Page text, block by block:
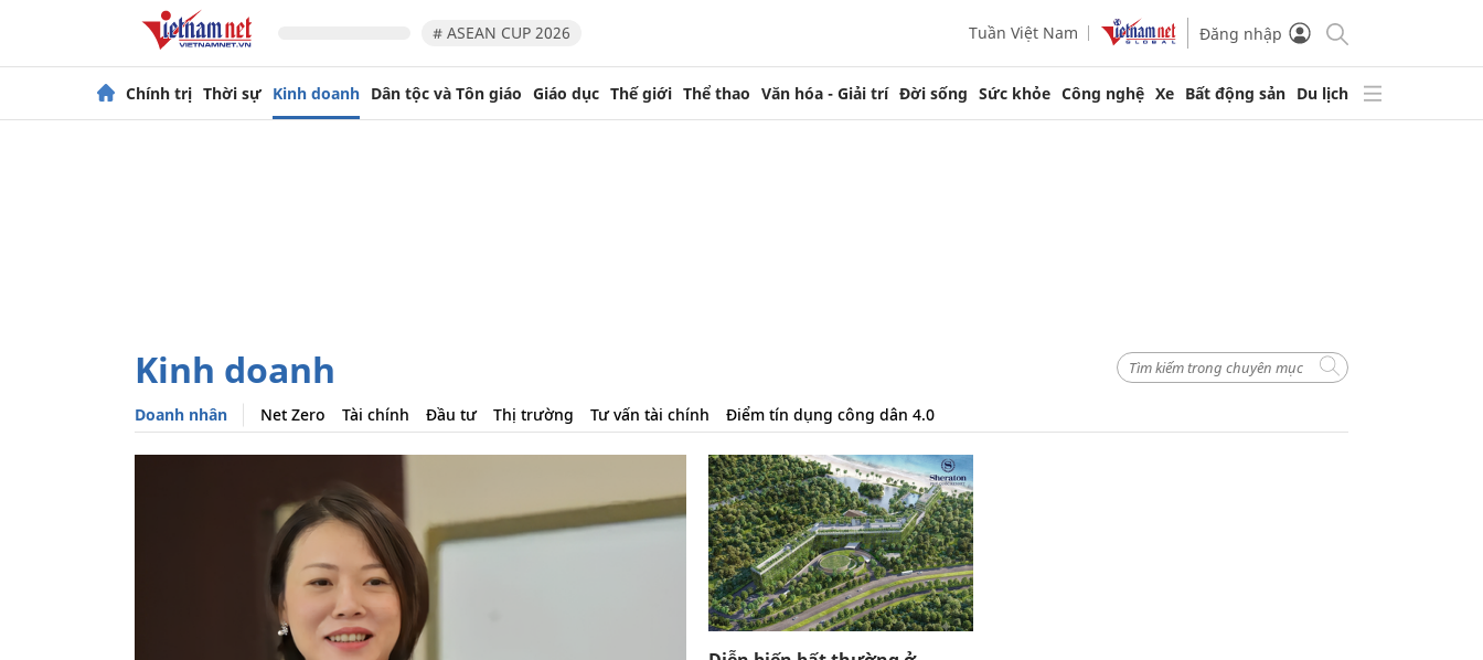
# ASEAN CUP 2026 Tuần Việt Nam Đăng nhập
Chính trị Thời sự Kinh doanh Dân tộc và Tôn giáo Giáo dục Thế giới Thể thao Văn hóa - Giải trí Đời sống Sức khỏe Công nghệ Xe Bất động sản Du lịch
Kinh doanh
Net Zero Tài chính Đầu tư Thị trường
Doanh nhân Tư vấn tài chính Điểm tín dụng công dân 4.0